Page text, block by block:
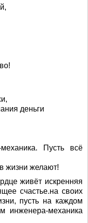
деньги
Пусть всё
жизни желают!
живёт искренняя
счастье.на своих
пусть на каждом
инженера-механика